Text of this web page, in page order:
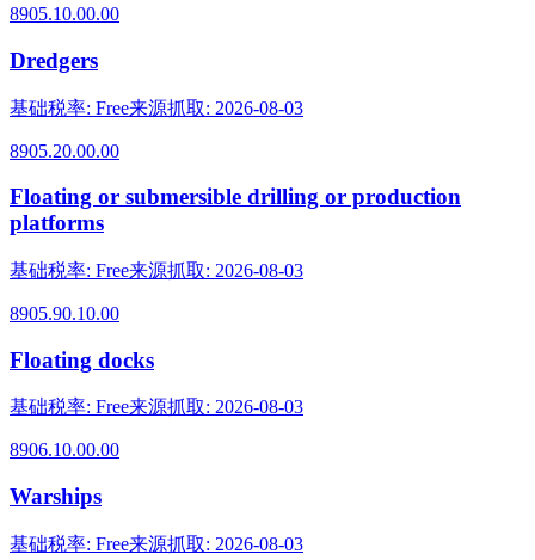
8905.10.00.00
Dredgers
基础税率: Free来源抓取: 2026-08-03
8905.20.00.00
Floating or submersible drilling or production
platforms
基础税率: Free来源抓取: 2026-08-03
8905.90.10.00
Floating docks
基础税率: Free来源抓取: 2026-08-03
8906.10.00.00
Warships
基础税率: Free来源抓取: 2026-08-03